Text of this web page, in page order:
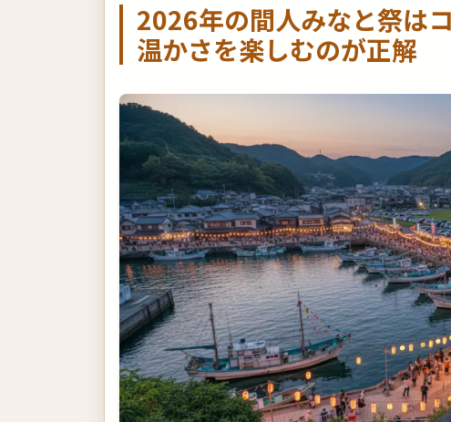
2026年の間人みなと祭は
温かさを楽しむのが正解